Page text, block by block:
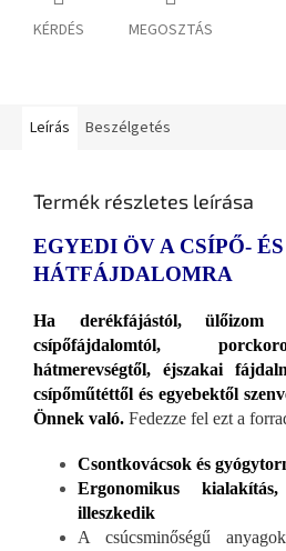
KÉRDÉS MEGOSZTÁS
Leírás Beszélgetés
Termék részletes leírása
EGYEDI ÖV A CSÍPŐ- ÉS
HÁTFÁJDALOMRA
Ha derékfájástól, ülőizom
csípőfájdalomtól,
hátmerevségtől, éjszakai
csípőműtéttől és egyebektől
Önnek való. Fedezze fel ezt a
Csontkovácsok és
Ergonomikus
illeszkedik
A csúcsminőségű